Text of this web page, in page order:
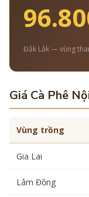
Đắk Lắk — vùng
Giá Cà Phê
Vùng trồng
Gia Lai
Lâm Đồng